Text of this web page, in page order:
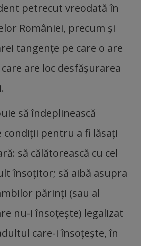
petrecut vreodată în
României, precum şi
tangenţe pe care o are
are loc desfăşurarea
să îndeplinească
condiţii pentru a fi lăsaţi
să călătorească cu cel
însoţitor; să aibă asupra
părinţi (sau al
nu-i însoţeşte) legalizat
care-i însoţeşte, în